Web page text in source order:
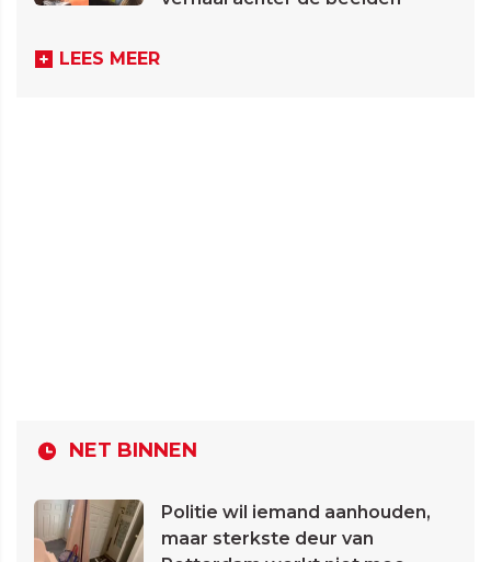
LEES MEER
NET BINNEN
Politie wil iemand aanhouden,
maar sterkste deur van